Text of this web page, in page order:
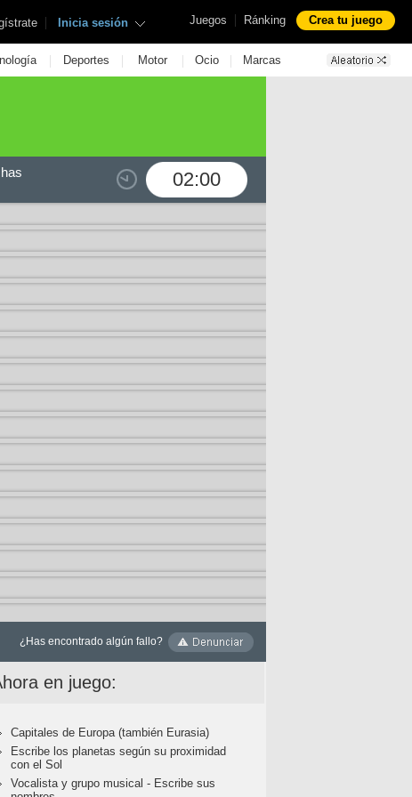
Juegos | Ránking Crea tu juego
| Inicia sesión
| Deportes | Motor | Ocio | Marcas
02:00
¿Has encontrado algún fallo?
en juego:
Capitales de Europa (también Eurasia)
Escribe los planetas según su proximidad
con el Sol
Vocalista y grupo musical - Escribe sus